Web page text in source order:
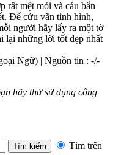
rất mệt mỏi và cáu bẩn
Để cứu vãn tình hình,
người hãy lấy ra một tờ
lại những lời tốt đẹp nhất
Ngữ) | Nguồn tin : -/-
hãy thử sử dụng công
Tìm trên